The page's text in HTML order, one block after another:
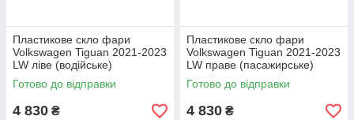
Пластикове скло фари
Volkswagen Tiguan 2021-2023
LW ліве (водійське)
Готово до відправки
4 830 ₴
Пластикове скло фари
Volkswagen Tiguan 2021-2023
LW праве (пасажирське)
Готово до відправки
4 830 ₴